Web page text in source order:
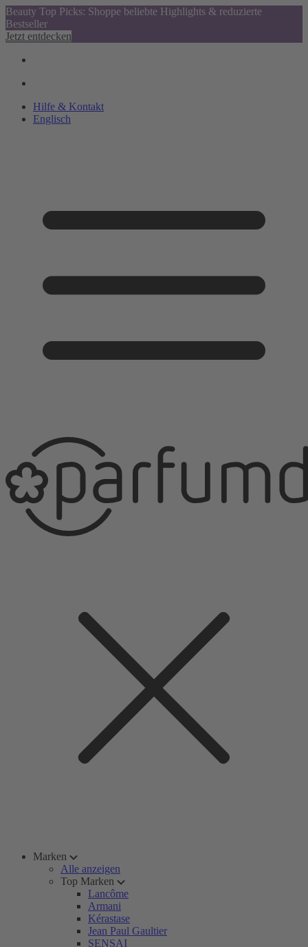
Beauty Top Picks: Shoppe beliebte Highlights & reduzierte
Bestseller
Jetzt entdecken
Hilfe & Kontakt
Englisch
Marken
Alle anzeigen
Top Marken
Lancôme
Armani
Kérastase
Jean Paul Gaultier
SENSAI